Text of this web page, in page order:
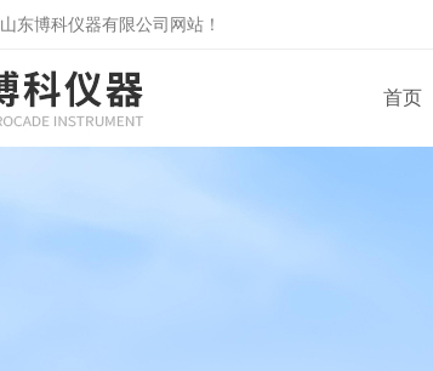
山东博科仪器有限公司 网站！
首页